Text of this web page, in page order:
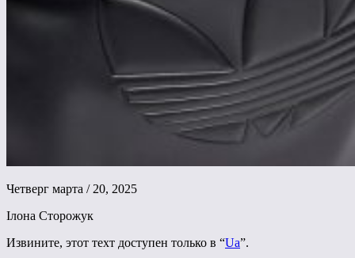
Четверг марта / 20, 2025
Ілона Сторожук
Извините, этот техт доступен только в “Ua”.